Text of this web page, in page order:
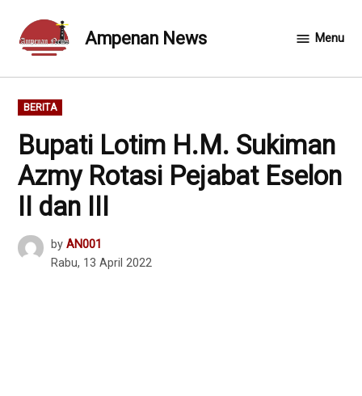
content
Ampenan News Menu
POSTED
IN
BERITA
Bupati Lotim H.M. Sukiman
Azmy Rotasi Pejabat Eselon
II dan III
by AN001
Rabu, 13 April 2022